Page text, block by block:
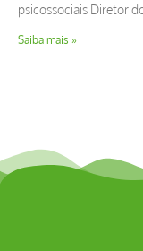
psicossociais Diretor
Saiba mais »